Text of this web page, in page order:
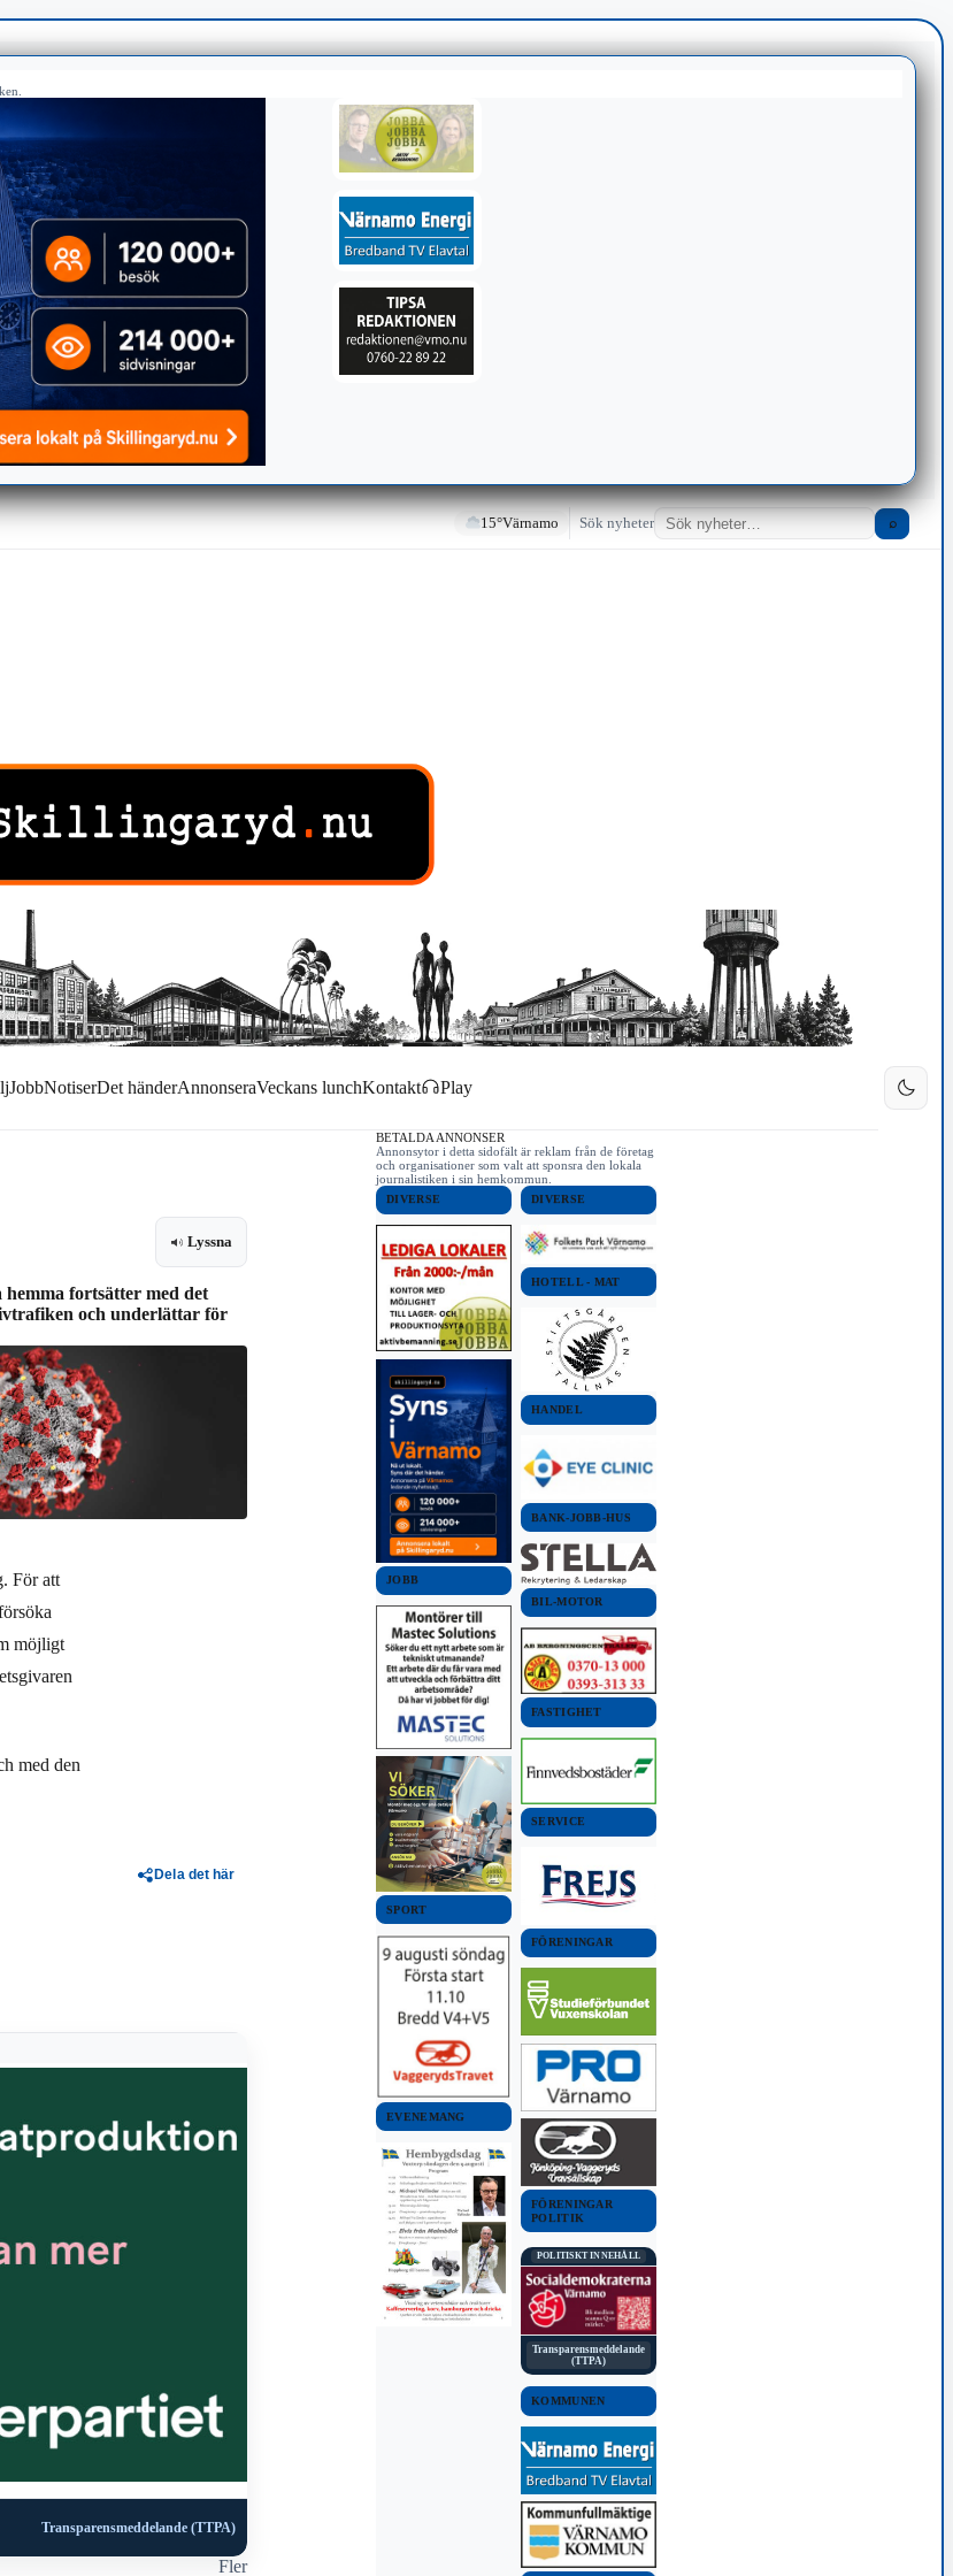
15°Värnamo Sök nyheter ⌕
JobbNotiserDet händerAnnonseraVeckans lunchKontakt Play
Lyssna
fortsätter med det
och underlättar för
För att
möjligt
med den
Dela det här
Transparensmeddelande (TTPA)
Fler
BETALDA ANNONSER
Annonsytor i detta sidofält är reklam från de företag
och organisationer som valt att sponsra den lokala
journalistiken i sin hemkommun.
DIVERSE
JOBB
SPORT
EVENEMANG
DIVERSE
HOTELL - MAT
HANDEL
BANK-JOBB-HUS
BIL-MOTOR
FASTIGHET
SERVICE
FÖRENINGAR
FÖRENINGAR
POLITIK
POLITISKT INNEHÅLL
Transparensmeddelande
(TTPA)
KOMMUNEN